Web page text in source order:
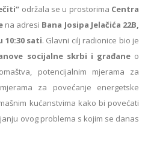
održala se u prostorima Centra
na adresi Bana Josipa Jelačića 22B,
10:30 sati. Glavni cilj radionice bio je
socijalne skrbi i građaneo
potencijalnim mjerama za
za povećanje energetske
kućanstvima kako bi povećati
ovog problema s kojim se danas